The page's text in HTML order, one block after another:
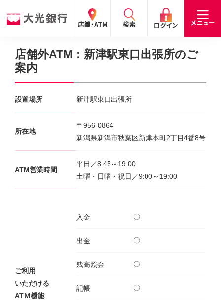
店舗・ATM 検索 ログイン メニュー
閉じる
手数料
お客さま
お客さま
IR情報
情報
閉じる
たいこうパーソナルe-バンキング
サービスのご案内
デビット会員用 Web
（デビットカードをご利用のお客さま向け）
たいこうインターネット投信
サービスのご案内 ログイン
たいこうNavi
（たいこうNaviをご利用のお客さま向け）
閉じる
店舗外ATM：新津駅東口出張所のご
案内
設置場所 新津駅東口出張所
所在地
〒956-0864
新潟県新潟市秋葉区新津本町2丁目4番8号
ATM営業時間
平日／8:45～19:00
土曜・日曜・祝日／9:00～19:00
ご利用
いただける
ATＭ機能
入金 〇
出金 〇
残高照会 〇
記帳 〇